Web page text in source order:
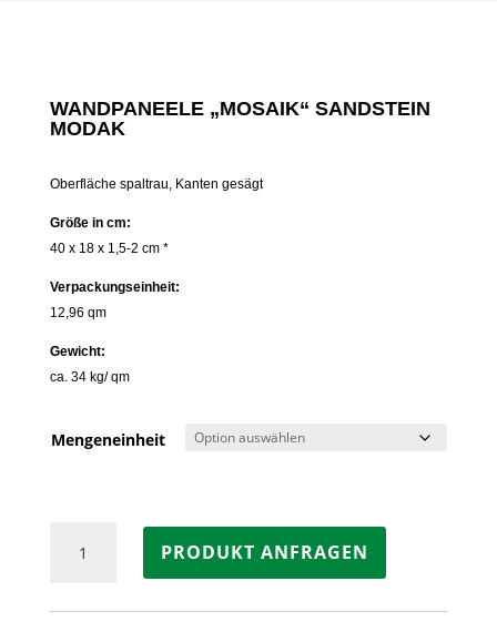
WANDPANEELE „MOSAIK“ SANDSTEIN
MODAK
Oberfläche spaltrau, Kanten gesägt
Größe in cm:
40 x 18 x 1,5-2 cm *
Verpackungseinheit:
12,96 qm
Gewicht:
ca. 34 kg/ qm
Mengeneinheit
Wandpaneele
„Mosaik“
MODAK
PRODUKT ANFRAGEN